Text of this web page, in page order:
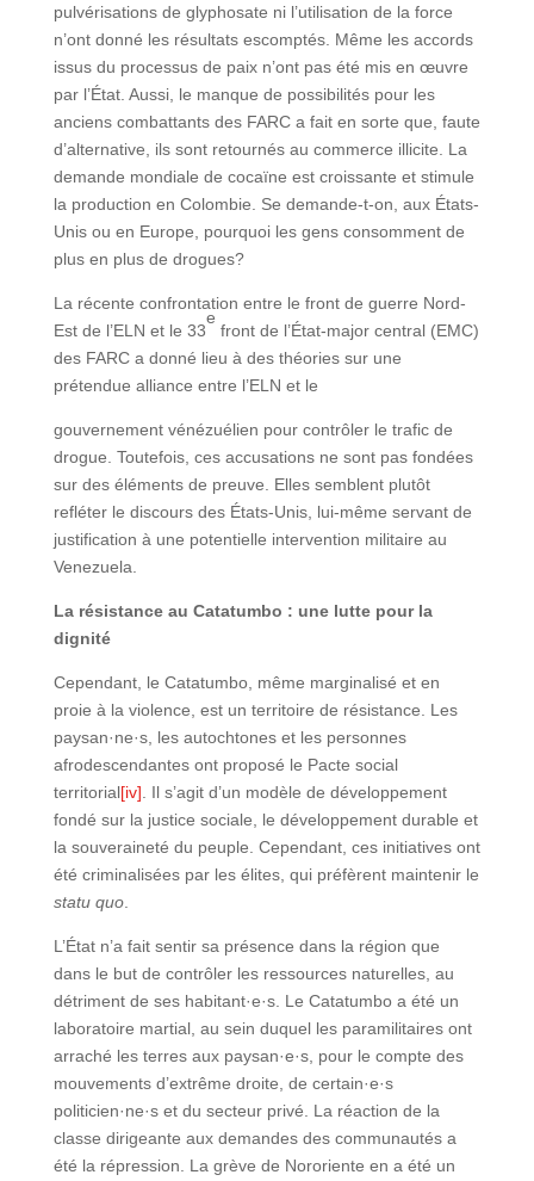
pulvérisations de glyphosate ni l’utilisation de la force
n’ont donné les résultats escomptés. Même les accords
issus du processus de paix n’ont pas été mis en œuvre
par l’État. Aussi, le manque de possibilités pour les
anciens combattants des FARC a fait en sorte que, faute
d’alternative, ils sont retournés au commerce illicite. La
demande mondiale de cocaïne est croissante et stimule
la production en Colombie. Se demande-t-on, aux États-
Unis ou en Europe, pourquoi les gens consomment de
plus en plus de drogues?
La récente confrontation entre le front de guerre Nord-
Est de l’ELN et le 33
e
front de l’État-major central (EMC)
des FARC a donné lieu à des théories sur une
prétendue alliance entre l’ELN et le
gouvernement vénézuélien pour contrôler le trafic de
drogue. Toutefois, ces accusations ne sont pas fondées
sur des éléments de preuve. Elles semblent plutôt
refléter le discours des États-Unis, lui-même servant de
justification à une potentielle intervention militaire au
Venezuela.
La résistance au Catatumbo : une lutte pour la
dignité
Cependant, le Catatumbo, même marginalisé et en
proie à la violence, est un territoire de résistance. Les
paysan·ne·s, les autochtones et les personnes
afrodescendantes ont proposé le Pacte social
territorial[iv] . Il s’agit d’un modèle de développement
fondé sur la justice sociale, le développement durable et
la souveraineté du peuple. Cependant, ces initiatives ont
été criminalisées par les élites, qui préfèrent maintenir le
statu quo.
L’État n’a fait sentir sa présence dans la région que
dans le but de contrôler les ressources naturelles, au
détriment de ses habitant·e·s. Le Catatumbo a été un
laboratoire martial, au sein duquel les paramilitaires ont
arraché les terres aux paysan·e·s, pour le compte des
mouvements d’extrême droite, de certain·e·s
politicien·ne·s et du secteur privé. La réaction de la
classe dirigeante aux demandes des communautés a
été la répression. La grève de Nororiente en a été un